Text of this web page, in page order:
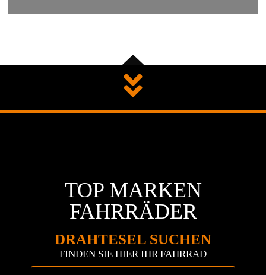
TOP MARKEN
FAHRRÄDER
DRAHTESEL SUCHEN
FINDEN SIE HIER IHR FAHRRAD